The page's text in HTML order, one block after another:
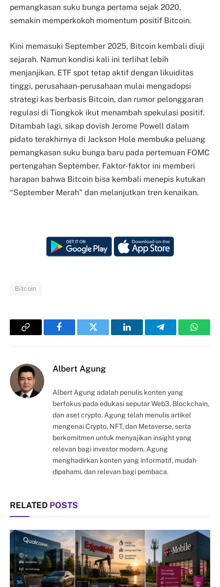
pemangkasan suku bunga pertama sejak 2020,
semakin memperkokoh momentum positif Bitcoin.
Kini memasuki September 2025, Bitcoin kembali diuji
sejarah. Namun kondisi kali ini terlihat lebih
menjanjikan. ETF spot tetap aktif dengan likuiditas
tinggi, perusahaan-perusahaan mulai mengadopsi
strategi kas berbasis Bitcoin, dan rumor pelonggaran
regulasi di Tiongkok ikut menambah spekulasi positif.
Ditambah lagi, sikap dovish Jerome Powell dalam
pidato terakhirnya di Jackson Hole membuka peluang
pemangkasan suku bunga baru pada pertemuan FOMC
pertengahan September. Faktor-faktor ini memberi
harapan bahwa Bitcoin bisa kembali menepis kutukan
“September Merah” dan melanjutkan tren kenaikan.
Bitcoin
Copy
FacebookTwitter LinkedInTelegram
Albert Agung
Albert Agung adalah penulis konten yang
berfokus pada edukasi seputar Web3, Blockchain,
dan aset crypto. Agung telah menulis artikel
mengenai Crypto, NFT, dan Metaverse, serta
berkomitmen untuk menyajikan insight yang
relevan bagi investor modern. Agung
menghadirkan konten yang informatif, mudah
dipahami, dan relevan bagi pembaca.
RELATED POSTS